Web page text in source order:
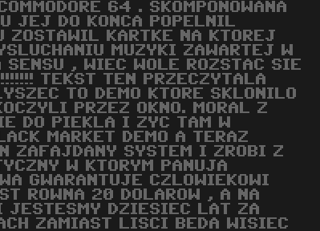
64 . SKOMPONOWANA
JEJ DO KONCA POPELNIL
KARTKE NA KTOREJ
MUZYKI ZAWARTEJ W
, WIEC WOLE ROZSTAC SIE
TEKST TEN PRZECZYTALA
TO DEMO KTORE SKLONILO
PRZEZ OKNO. MORAL Z
DO PIEKLA I ZYC TAM W
MARKET DEMO A TERAZ
ZAFAJDANY SYSTEM I ZROBI Z
W KTORYM PANUJA
GWARANTUJE CZLOWIEKOWI
ROWNA 20 DOLAROW , A NA
JESTESMY DZIESIEC LAT ZA
ZAMIAST LISCI BEDA WISIEC